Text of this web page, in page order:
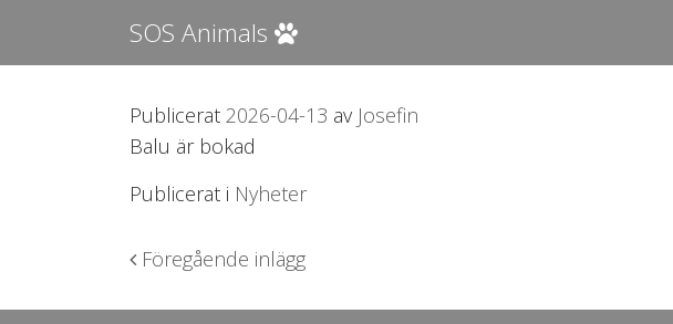
SOS Animals
Publicerat 2026-04-13 av Josefin
Balu är bokad
Publicerat i Nyheter
Inläggsnavigering
Föregående inlägg